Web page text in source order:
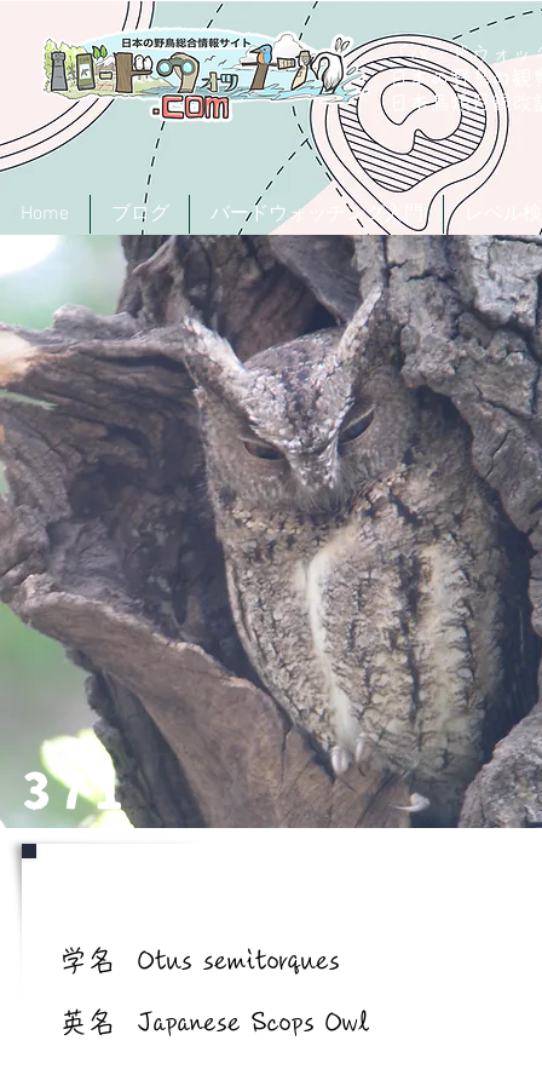
「バードウォッ
日本の野鳥の観
日本鳥類目録
Home ブログ バードウォッチング入門
371
学名 Otus semitorques
英名 Japanese Scops Owl